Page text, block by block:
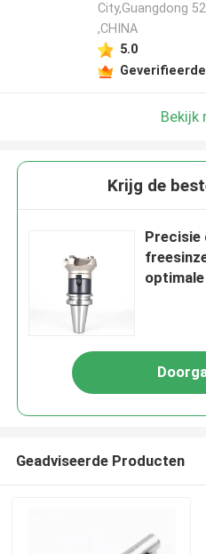
City,Guangdong
,CHINA
5.0
Bekijk
Krijg de
Precisie
Geadviseerde Producten